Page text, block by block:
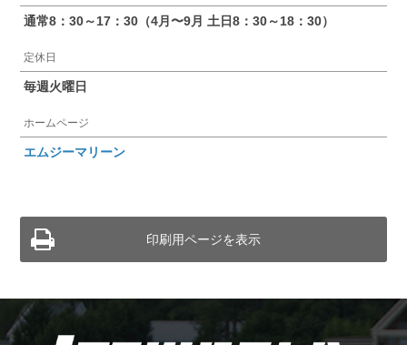
通常8：30～17：30（4月〜9月 土日8：30～18：30）
定休日
毎週火曜日
ホームページ
エムジーマリーン
印刷用ページを表示